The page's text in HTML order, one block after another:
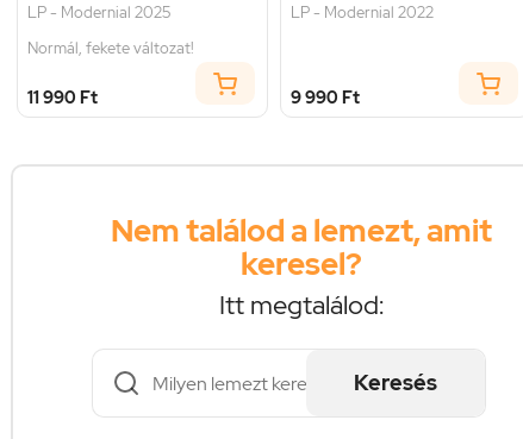
LP - Modernial 2025
Normál, fekete változat!
11 990 Ft
LP - Modernial 2022
9 990 Ft
Nem találod a lemezt, amit
keresel?
Itt megtalálod:
Keresés